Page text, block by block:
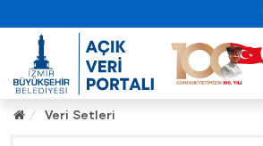
Veri Setleri